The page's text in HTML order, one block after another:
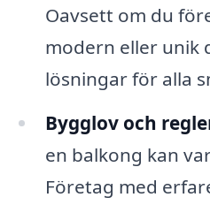
Oavsett om du
modern eller unik
lösningar för alla
Bygglov och
en balkong kan
Företag med